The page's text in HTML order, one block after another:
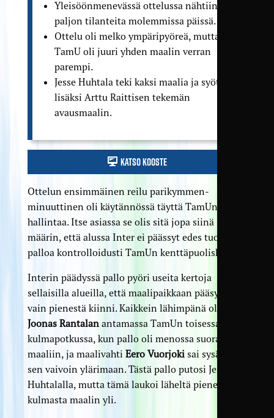
Yleisöönmenevässä ottelussa nähtiin
paljon tilanteita molemmissa päissä.
Ottelu oli melko ympäri­pyöreä, mutta
TamU oli juuri yhden maalin verran
parempi.
Jesse Huhtala teki kaksi maalia ja syötti
lisäksi Arttu Raittisen tekemän
avausmaalin.
Katso kooste
Ottelun ensimmäinen reilu parikymmen­
minuuttinen oli käytännössä täyttä TamUn
hallintaa. Itse asiassa se olis sitä jopa siinä
määrin, että alussa Inter ei päässyt edes tuomaan
palloa kontrolloidusti TamUn kenttä­puoliskolle.
Interin päädyssä pallo pyöri useita kertoja
sellaisilla alueilla, että maali­paikkaan pääsy oli
vain pienestä kiinni. Kaikkein lähimpänä oltiin
Joonas Rantalanantamassa TamUn toisessa
kulma­potkussa, kun pallo oli menossa suoraan
maaliin, ja maalivahti Eero Vuorjokisai sysättyä
sen vaivoin ylärimaan. Tästä pallo putosi Jesse
Huhtalalla, mutta tämä laukoi läheltä pienestä
kulmasta maalin yli.